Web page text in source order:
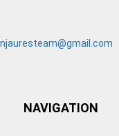
NAVIGATION